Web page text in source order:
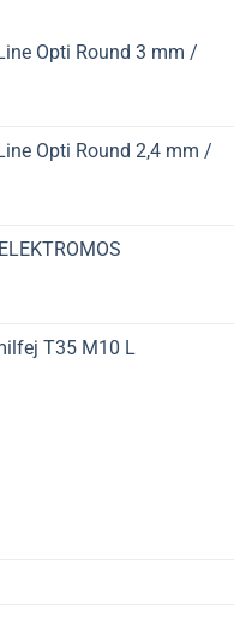
Opti Round 3 mm /
Opti Round 2,4 mm /
T35 M10 L